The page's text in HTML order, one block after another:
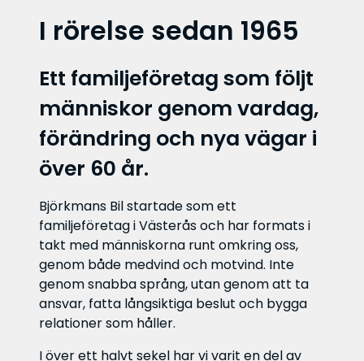
I rörelse sedan 1965
Ett familjeföretag som följt
människor genom vardag,
förändring och nya vägar i
över 60 år.
Björkmans Bil startade som ett
familjeföretag i Västerås och har formats i
takt med människorna runt omkring oss,
genom både medvind och motvind. Inte
genom snabba språng, utan genom att ta
ansvar, fatta långsiktiga beslut och bygga
relationer som håller.
I över ett halvt sekel har vi varit en del av